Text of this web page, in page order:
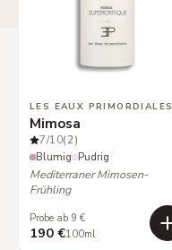
LES EAUX PRIMORDIALES
Mimosa
7/10(2)
Blumig Pudrig
Mediterraner Mimosen-
Frühling
Probe ab 9 €
190 €100ml